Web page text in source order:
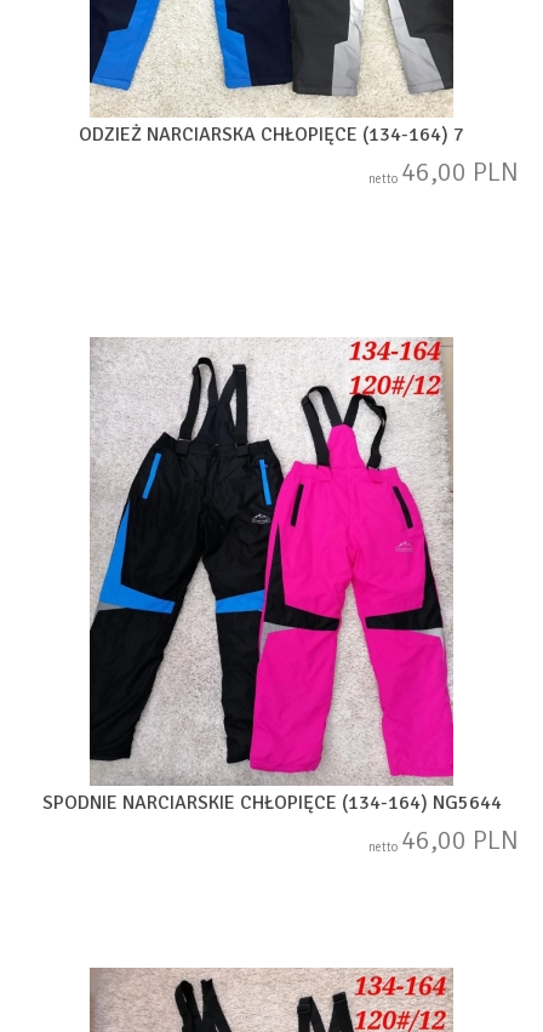
ODZIEŻ NARCIARSKA CHŁOPIĘCE (134-164) 7
netto 46,00 PLN
SPODNIE NARCIARSKIE CHŁOPIĘCE (134-164) NG5644
netto 46,00 PLN